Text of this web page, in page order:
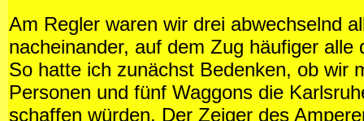
Am Regler waren wir drei abwechselnd
nacheinander, auf dem Zug häufiger alle
So hatte ich zunächst Bedenken, ob wir
Personen und fünf Waggons die
schaffen würden. Der Zeiger des